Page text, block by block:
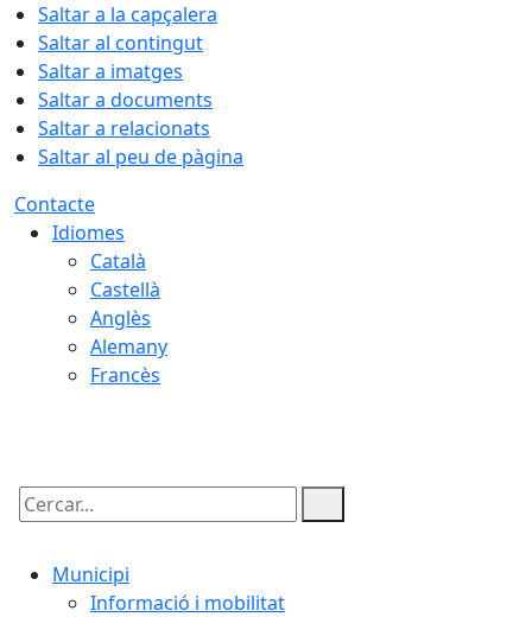
Saltar a la capçalera
Saltar al contingut
Saltar a imatges
Saltar a documents
Saltar a relacionats
Saltar al peu de pàgina
Contacte
Idiomes
Català
Castellà
Anglès
Alemany
Francès
Cercar:
Municipi
Informació i mobilitat